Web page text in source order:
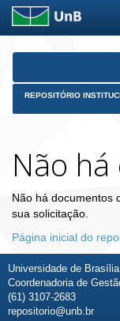
Skip
REPOSITÓRIO
Não
Não há documentos
sua solicitação.
Página inicial do
Universidade de
Coordenadoria de
(61) 3107-2683
repositorio@unb.br